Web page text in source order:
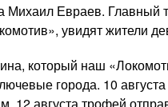
Михаил Евраев. Главный
увидят жители
который наш
города. 10
12 августа трофей